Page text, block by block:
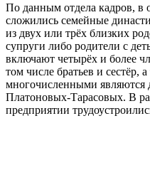
По данным отдела кадров, в
сложились семейные
из двух или трёх близких
супруги либо родители с
включают четырёх и более
том числе братьев и сестёр,
многочисленными
Платоновых-Тарасовых. В
предприятии